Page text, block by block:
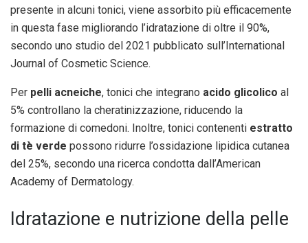
presente in alcuni tonici, viene assorbito più efficacemente
in questa fase migliorando l’idratazione di oltre il 90%,
secondo uno studio del 2021 pubblicato sull’International
Journal of Cosmetic Science.
Per pelli acneiche, tonici che integrano acido glicolico al
5% controllano la cheratinizzazione, riducendo la
formazione di comedoni. Inoltre, tonici contenenti estratto
di tè verde possono ridurre l’ossidazione lipidica cutanea
del 25%, secondo una ricerca condotta dall’American
Academy of Dermatology.
Idratazione e nutrizione della pelle